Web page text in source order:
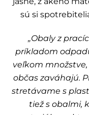
sú si
„Obaly z
príkladom
veľkom
občas zaváhajú.
stretávame s
tiež s obalmi,